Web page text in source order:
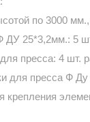
по 3000
ДУ 25*3,2мм.: 5
пресса: 4 шт.
для пресса Ф